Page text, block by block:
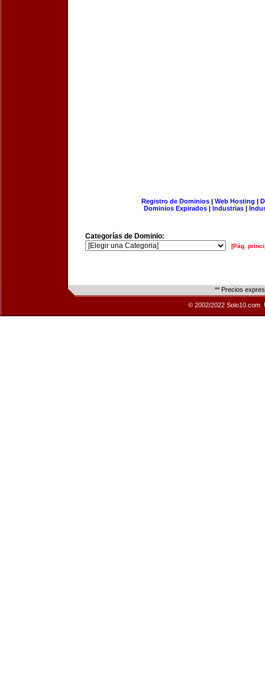
Registro de Dominios| Web Hosting |
Dominios Expirados | Industrias |
Categorías de Dominio:
[Pág.
** Precios
© 2002/2022 Solo10.com